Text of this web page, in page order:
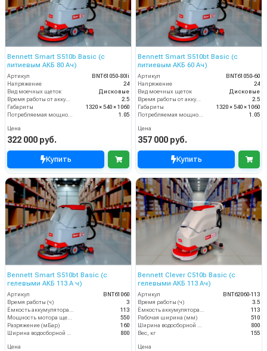
Bennett Smart S510b Basic (с
литиевым АКБ 80 Ач)
Артикул
BNT61050-80li
Напряжение
24
Вид моечных щеток
Дисковые
Время работы от аккумуляторов (ч)
2.5
Габариты
1320 × 540 × 1060
1.05
Цена
322 000 руб.
Купить
Bennett Smart S510bt Basic (с
литиевым АКБ 60 Ач)
Артикул
BNT61050-60
Напряжение
24
Вид моечных щеток
Дисковые
Время работы от аккумуляторов (ч)
2.5
Габариты
1320 × 540 × 1060
1.05
Цена
357 000 руб.
Купить
Bennett Smart S510bt Basic (с
гелевыми АКБ 113 А ч)
Артикул
BNT61060
Время работы (ч)
3
Ёмкость аккумулятора (Ач)
113
Мощность мотора щеток
550
Разряжение (мБар)
160
Ширина водосборной рейки
800
Цена
Bennett Clever C510b Basic (с
гелевыми АКБ 113 Ач)
Артикул
BNT62060-113
Время работы (ч)
3.5
Ёмкость аккумулятора (Ач)
113
Рабочая ширина (мм)
510
Ширина водосборной рейки
800
Вес, кг
155
Цена